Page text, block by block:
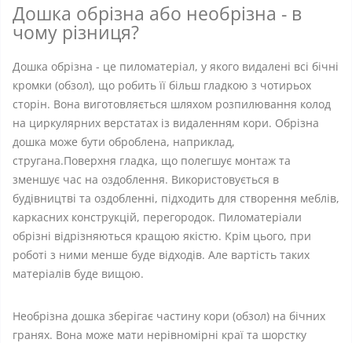
Дошка обрізна або необрізна - в
чому різниця?
Дошка обрізна - це пиломатеріал, у якого видалені всі бічні
кромки (обзол), що робить її більш гладкою з чотирьох
сторін. Вона виготовляється шляхом розпилювання колод
на циркулярних верстатах із видаленням кори. Обрізна
дошка може бути оброблена, наприклад,
стругана.Поверхня гладка, що полегшує монтаж та
зменшує час на оздоблення. Використовується в
будівництві та оздобленні, підходить для створення меблів,
каркасних конструкцій, перегородок. Пиломатеріали
обрізні відрізняються кращою якістю. Крім цього, при
роботі з ними менше буде відходів. Але вартість таких
матеріалів буде вищою.
Необрізна дошка зберігає частину кори (обзол) на бічних
гранях. Вона може мати нерівномірні краї та шорстку